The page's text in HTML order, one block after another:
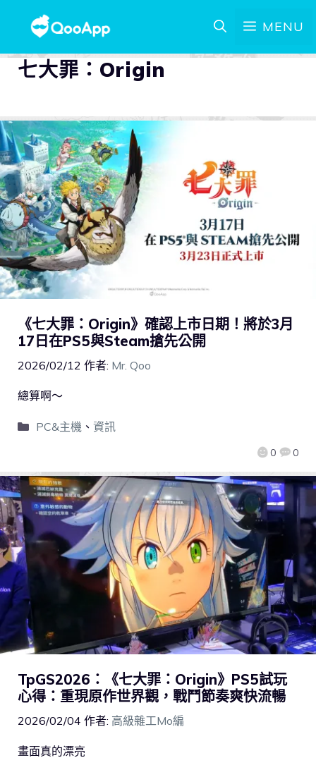
MENU
七大罪：Origin
《七大罪：Origin》確認上市日期！將於3月
17日在PS5與Steam搶先公開
2026/02/12 作者: Mr. Qoo
0 0
總算啊～
PC&主機、 資訊
TpGS2026：《七大罪：Origin》PS5試玩
心得：重現原作世界觀，戰鬥節奏爽快流暢
2026/02/04 作者: 高級雜工Mo編
畫面真的漂亮